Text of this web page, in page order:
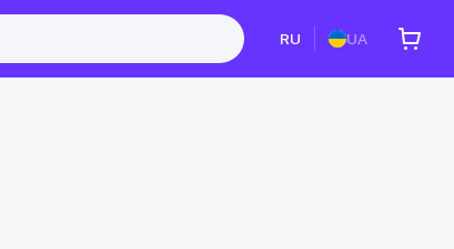
RU UA